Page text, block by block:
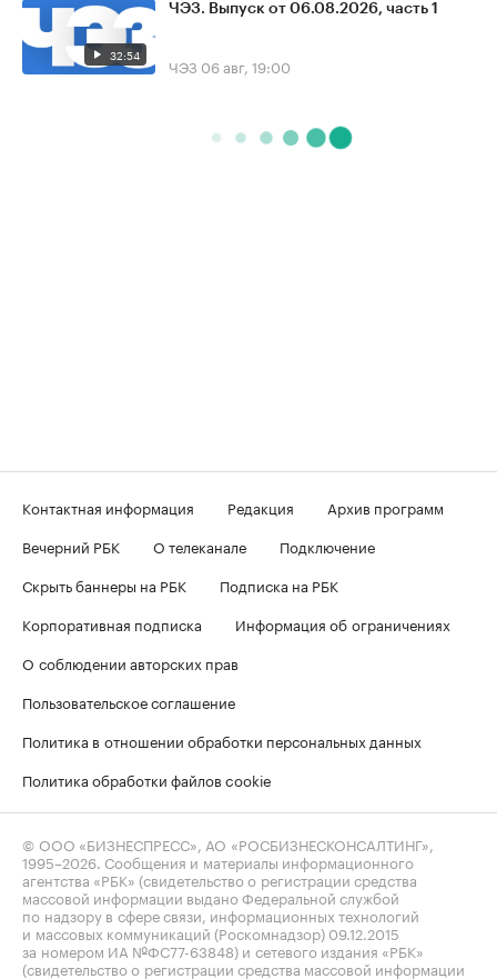
32:54
ЧЭЗ. Выпуск от 06.08.2026, часть 1
ЧЭЗ 06 авг, 19:00
Контактная информация Редакция
Архив программ
Вечерний РБК
О телеканале
Подключение
Скрыть баннеры на РБК
Подписка на РБК
Корпоративная подписка
Информация об ограничениях
О соблюдении авторских прав
Пользовательское соглашение
Политика в отношении обработки персональных данных
Политика обработки файлов cookie
© ООО «БИЗНЕСПРЕСС», АО «РОСБИЗНЕСКОНСАЛТИНГ»,
1995–2026 . Сообщения и материалы информационного
агентства «РБК» (свидетельство о регистрации средства
массовой информации выдано Федеральной службой
по надзору в сфере связи, информационных технологий
и массовых коммуникаций (Роскомнадзор) 09.12.2015
за номером ИА №ФС77-63848) и сетевого издания «РБК»
(свидетельство о регистрации средства массовой информации